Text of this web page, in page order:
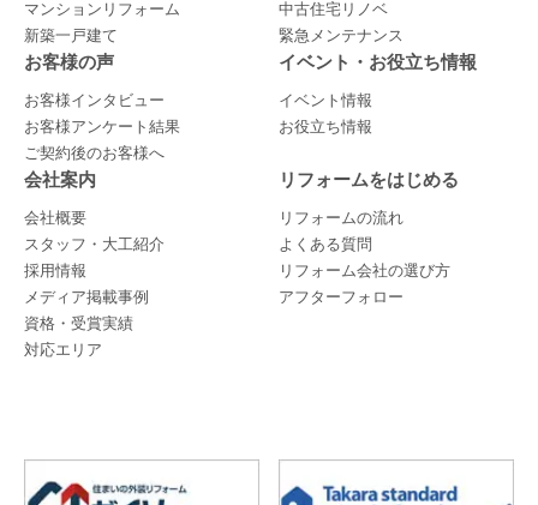
マンションリフォーム
中古住宅リノベ
新築一戸建て
緊急メンテナンス
お客様の声
お客様インタビュー
お客様アンケート結果
ご契約後のお客様へ
イベント・お役立ち情報
イベント情報
お役立ち情報
会社案内
会社概要
スタッフ・大工紹介
採用情報
メディア掲載事例
資格・受賞実績
対応エリア
リフォームをはじめる
リフォームの流れ
よくある質問
リフォーム会社の選び方
アフターフォロー